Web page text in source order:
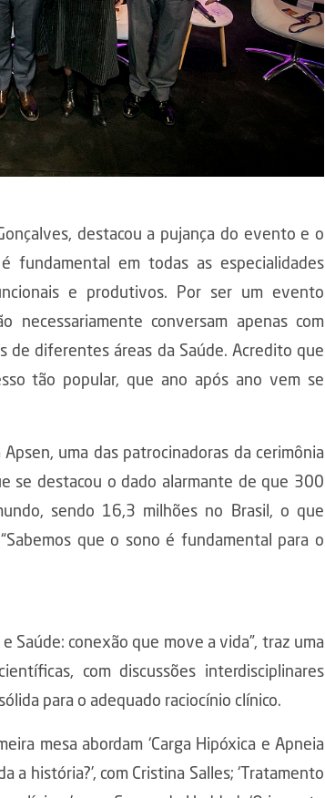
destacou a pujança do evento e o
fundamental em todas as especialidades
e produtivos. Por ser um evento
necessariamente conversam apenas com
de diferentes áreas da Saúde. Acredito que
tão popular, que ano após ano vem se
uma das patrocinadoras da cerimônia
se destacou o dado alarmante de que 300
sendo 16,3 milhões no Brasil, o que
que o sono é fundamental para o
Saúde: conexão que move a vida”, traz uma
com discussões interdisciplinares
para o adequado raciocínio clínico.
mesa abordam ‘Carga Hipóxica e Apneia
história?’, com Cristina Salles; ‘Tratamento